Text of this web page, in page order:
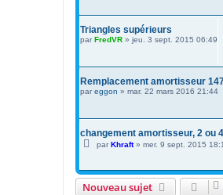
Triangles supérieurs
par FredVR » jeu. 3 sept. 2015 06:49
Remplacement amortisseur
par eggon » mar. 22 mars 2016 21:44
changement amortisseur, 2 ou
par Khraft» mer. 9 sept. 2015
Nouveau sujet